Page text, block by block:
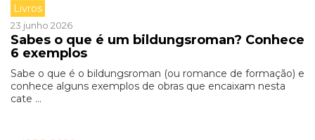
Livros
23 junho 2026
Sabes o que é um bildungsroman? Conhece
6 exemplos
Sabe o que é o bildungsroman (ou romance de formação) e
conhece alguns exemplos de obras que encaixam nesta
cate ...